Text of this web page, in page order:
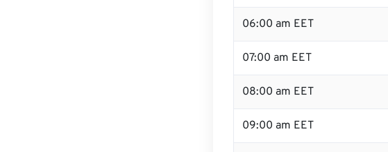
06:00 am EET
07:00 am EET
08:00 am EET
09:00 am EET